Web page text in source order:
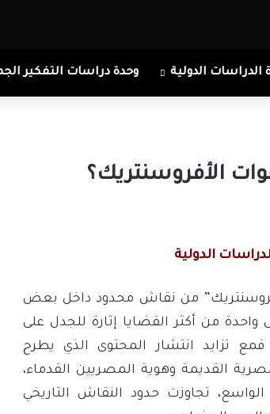
الدراسات الدولية وحدة دراسات التفكير
الأفروسنتريك؟
الدولية
من نقاش محدود داخل بعض
واحدة من أكثر القضايا إثارة للجدل على
تزايد انتشار المحتوى الذي يطرح
القديمة وهوية المصريين القدماء،
تجاوزت حدود النقاش التاريخي